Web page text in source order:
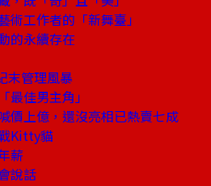
術工作者的「新舞臺」
的永續存在
末管理風暴
最佳男主角」
價上億，還沒亮相已熱賣七成
Kitty貓
薪
說話